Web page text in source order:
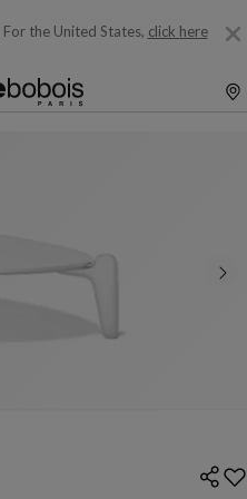
For the United States, click here